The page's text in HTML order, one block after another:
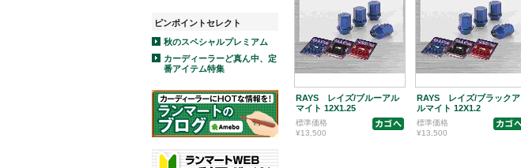
ピンポイントセレクト
秋のスペシャルプレミアム
カーディーラーど真ん中、定
番アイテム特集
RAYS レイズ/ブルーアル
マイト 12X1.25
標準価格
¥13,500
RAYS レイズ/ブラックア
ルマイト 12X1.2
標準価格
¥13,500